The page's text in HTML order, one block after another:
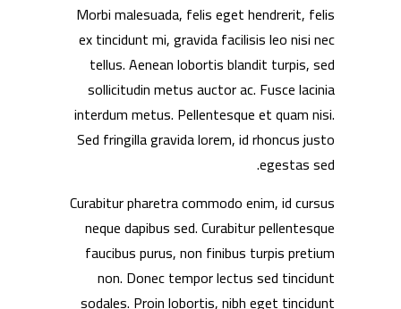
Morbi malesuada, felis eget hendrerit, felis
ex tincidunt mi, gravida facilisis leo nisi nec
tellus. Aenean lobortis blandit turpis, sed
sollicitudin metus auctor ac. Fusce lacinia
interdum metus. Pellentesque et quam nisi.
Sed fringilla gravida lorem, id rhoncus justo
egestas sed.
Curabitur pharetra commodo enim, id cursus
neque dapibus sed. Curabitur pellentesque
faucibus purus, non finibus turpis pretium
non. Donec tempor lectus sed tincidunt
sodales. Proin lobortis, nibh eget tincidunt